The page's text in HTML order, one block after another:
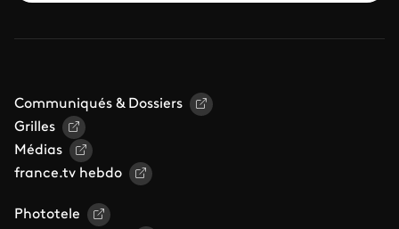
Communiqués & Dossiers
Grilles
Médias
france.tv hebdo
Phototele